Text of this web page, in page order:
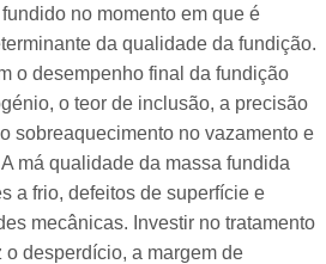
no momento em que é
da qualidade da fundição.
o desempenho final da fundição
o teor de inclusão, a precisão
sobreaquecimento no vazamento e
má qualidade da massa fundida
a frio, defeitos de superfície e
mecânicas. Investir no tratamento
desperdício, a margem de